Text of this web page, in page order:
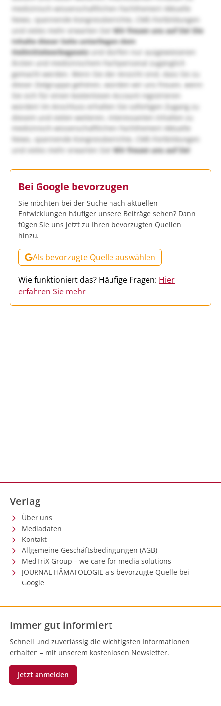
medizinisch-wissenschaftlichen Fachthemen! Aktuelle
News, spannende Kongressberichte, CME-Fortbildungen
und vieles mehr erwarten Sie!Wir freuen uns auf Sie! Die
Inhalte dieser Seite unterliegen dem
Heilmittelwerbegesetzund dürfen nur ausgewiesenen
Ärzten und medizinischem Fachpersonal zugänglich
gemacht werden. Wenn Sie der Ansicht sind, dass Sie zu
dieser Zielgruppe gehören, würden wir uns freuen, wenn
Sie sich für einen kostenlosen Account registrieren
würden! Im Anschluss erhalten Sie sofortigen Zugang zu
diesem und vielen weiteren, interessanten Inhalten zu
medizinisch-wissenschaftlichen Fachthemen! Aktuelle
News, spannende Kongressberichte, CME-Fortbildungen
und vieles mehr erwarten Sie!Wir freuen uns auf Sie!
Bei Google bevorzugen
Sie möchten bei der Suche nach aktuellen
Entwicklungen häufiger unsere Beiträge sehen? Dann
fügen Sie uns jetzt zu Ihren bevorzugten Quellen
hinzu.
Als bevorzugte Quelle auswählen
Wie funktioniert das? Häufige Fragen: Hier
erfahren Sie mehr
Verlag
Über uns
Mediadaten
Kontakt
Allgemeine Geschäftsbedingungen (AGB)
MedTriX Group – we care for media solutions
JOURNAL HÄMATOLOGIE als bevorzugte Quelle bei
Google
Immer gut informiert
Schnell und zuverlässig die wichtigsten Informationen
erhalten – mit unserem kostenlosen Newsletter.
Jetzt anmelden